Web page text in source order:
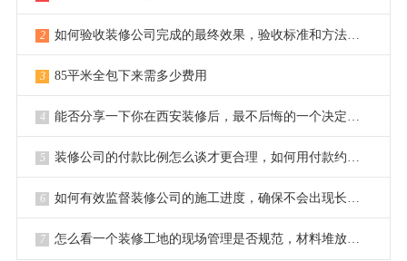
2 如何验收装修公司完成的最终效果，验收标准和方法是什么？
3 85平米全包下来需多少费用
4 能否分享一下你在西安装修后，最不后悔的一个决定或选择？
5 装修公司的付款比例怎么谈才更合理，如何用付款约束对方？
6 如何有效监督装修公司的施工进度，确保不会出现长时间拖延？
7 怎么看一个装修工地的现场管理是否规范，材料堆放是否整齐？